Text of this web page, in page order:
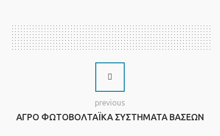
ΑΓΡΟ ΦΩΤΟΒΟΛΤΑΪΚΑ ΣΥΣΤΗΜΑΤΑ ΒΑΣΕΩΝ
previous